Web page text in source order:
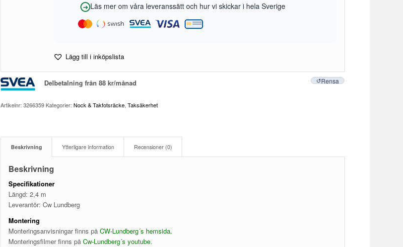
Rensa
Läs mer om våra leveranssätt och hur vi skickar i hela Sverige
Lägg till i inköpslista
Delbetalning från88kr/månad
Artikelnr:3266359 Kategorier:Nock & Takfotsräcke ,Taksäkerhet
Beskrivning Ytterligare information Recensioner (0)
Beskrivning
Specifikationer
Längd: 2,4 m
Leverantör: Cw Lundberg
Montering
Monteringsanvisningar finns påCW-Lundberg´s hemsida.
Monteringsfilmer finns påCw-Lundberg´s youtube.